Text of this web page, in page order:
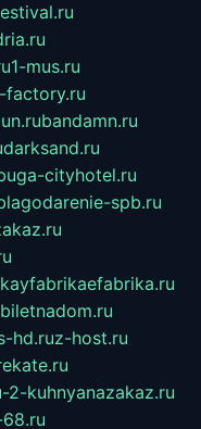
1-mus.ru
factory.ru
bandamn.ru
darksand.ru
cityhotel.ru
spb.ru
biletnadom.ru
hd.ruz-host.ru
2-kuhnyanazakaz.ru